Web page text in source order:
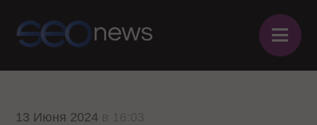
≡
13 Июня 2024